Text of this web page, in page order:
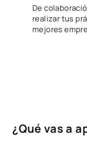
De
realizar tus
mejores
¿Qué vas a